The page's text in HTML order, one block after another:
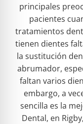
principales
pacientes
tratamientos
tienen dientes
la sustitución
abrumador,
faltan varios
embargo, a
sencilla es la
Dental, en